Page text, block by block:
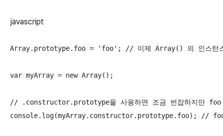
javascript
Array.prototype.foo = 'foo'; // 이제 Array() 의 인스턴스
var myArray = new Array();
// .constructor.prototype을 사용하면 조금 번잡하지만 foo
console.log(myArray.constructor.prototype.foo); // foo